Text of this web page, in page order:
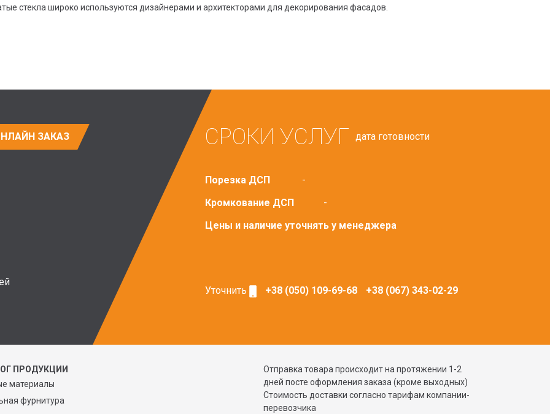
стекла широко используются дизайнерами и архитекторами для декорирования фасадов.
ЗАКАЗ СРОКИ УСЛУГ дата готовности
Порезка ДСП
-
Кромкование ДСП
-
Цены и наличие уточнять у менеджера
Уточнить +38 (050) 109-69-68 +38 (067) 343-02-29
ПРОДУКЦИИ
материалы
фурнитура
Отправка товара происходит на протяжении 1-2
дней посте оформления заказа (кроме выходных)
Стоимость доставки согласно тарифам компании-
перевозчика